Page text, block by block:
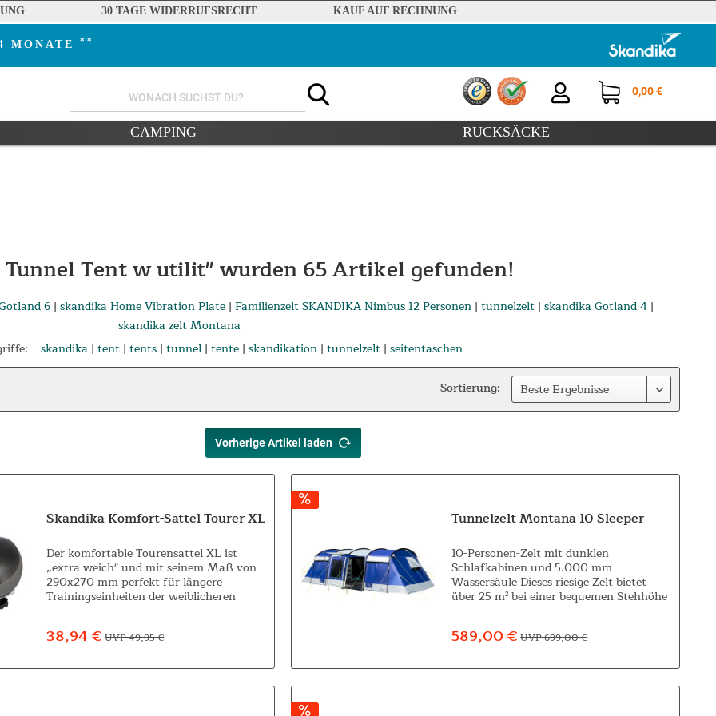
30 TAGE WIDERRUFSRECHT KAUF AUF RECHNUNG
MONATE **
0,00 €
CAMPING RUCKSÄCKE
Tunnel Tent w utilit" wurden65Artikel gefunden!
6 | skandika Home Vibration Plate | Familienzelt SKANDIKA Nimbus 12 Personen | tunnelzelt | skandika Gotland 4 |
skandika zelt Montana
skandika| tent| tents| tunnel| tente| skandikation| tunnelzelt| seitentaschen
Sortierung:
Vorherige Artikel laden
Skandika Komfort-Sattel Tourer XL
Der komfortable Tourensattel XL ist
„extra weich" und mit seinem Maß von
290x270 mm perfekt für längere
Trainingseinheiten der weiblicheren
entspannten Sitz....
38,94 € UVP 49,95 €
Tunnelzelt Montana 10 Sleeper
10-Personen-Zelt mit dunklen
Schlafkabinen und 5.000 mm
Wassersäule Dieses riesige Zelt bietet
über 25 m² bei einer bequemen Stehhöhe
größere Familien und...
589,00 € UVP 699,00 €